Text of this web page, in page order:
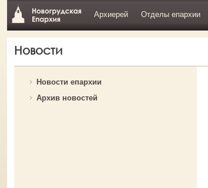
Архиерей Отделы епархии
Новости
Новости епархии
Архив новостей